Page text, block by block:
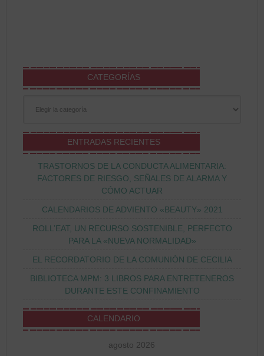
CATEGORÍAS
ENTRADAS RECIENTES
TRASTORNOS DE LA CONDUCTA ALIMENTARIA:
FACTORES DE RIESGO, SEÑALES DE ALARMA Y
CÓMO ACTUAR
CALENDARIOS DE ADVIENTO «BEAUTY» 2021
ROLL’EAT, UN RECURSO SOSTENIBLE, PERFECTO
PARA LA «NUEVA NORMALIDAD»
EL RECORDATORIO DE LA COMUNIÓN DE CECILIA
BIBLIOTECA MPM: 3 LIBROS PARA ENTRETENEROS
DURANTE ESTE CONFINAMIENTO
CALENDARIO
agosto 2026